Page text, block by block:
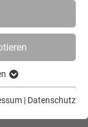
| Datenschutz